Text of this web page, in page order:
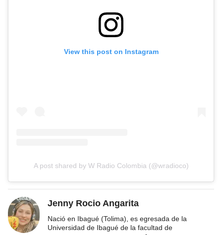
View this post on Instagram
A post shared by W Radio Colombia (@wradioco)
Jenny Rocio Angarita
Nació en Ibagué (Tolima), es egresada de la
Universidad de Ibagué de la facultad de